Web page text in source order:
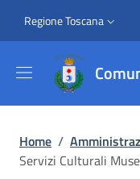
Slim top
Regione Toscana
Briciole di
Home /
Servizi Culturali